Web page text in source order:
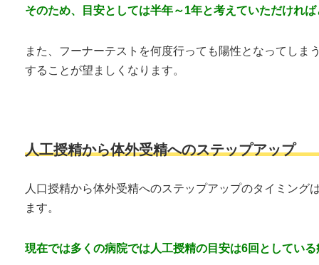
そのため、目安としては半年～1年と考えていただけれ
また、フーナーテストを何度行っても陽性となってし
することが望ましくなります。
人工授精から体外受精へのステップアップ
人口授精から体外受精へのステップアップのタイミン
ます。
現在では多くの病院では人工授精の目安は6回としてい